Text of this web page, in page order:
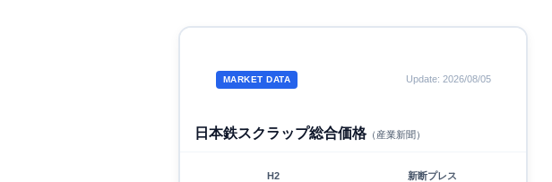
MARKET DATA Update: 2026/08/05
日本鉄スクラップ総合価格（産業新聞）
H2 新断プレス